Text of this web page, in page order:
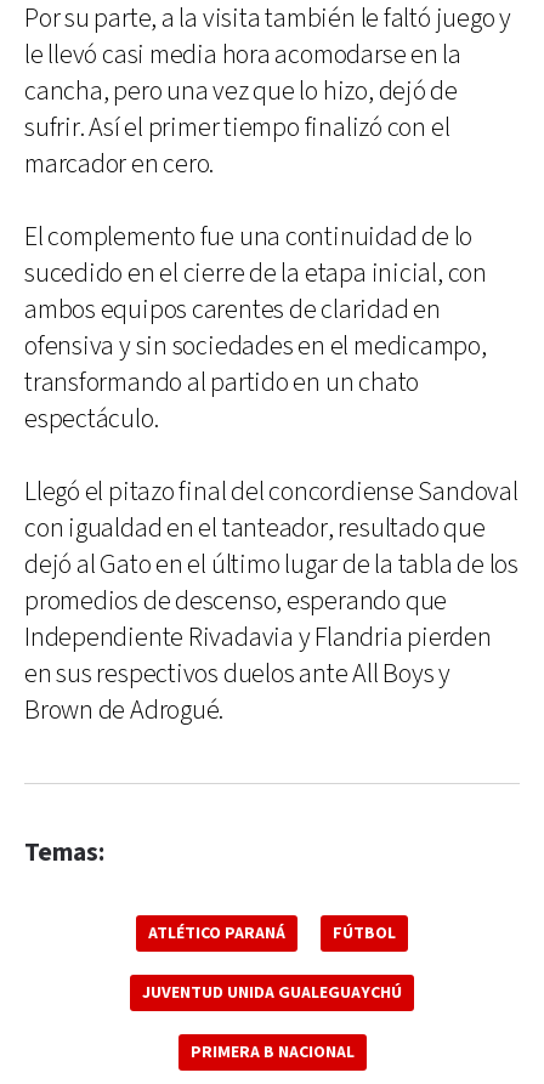
Por su parte, a la visita también le faltó juego y
le llevó casi media hora acomodarse en la
cancha, pero una vez que lo hizo, dejó de
sufrir. Así el primer tiempo finalizó con el
marcador en cero.
El complemento fue una continuidad de lo
sucedido en el cierre de la etapa inicial, con
ambos equipos carentes de claridad en
ofensiva y sin sociedades en el medicampo,
transformando al partido en un chato
espectáculo.
Llegó el pitazo final del concordiense Sandoval
con igualdad en el tanteador, resultado que
dejó al Gato en el último lugar de la tabla de los
promedios de descenso, esperando que
Independiente Rivadavia y Flandria pierden
en sus respectivos duelos ante All Boys y
Brown de Adrogué.
Temas:
ATLÉTICO PARANÁ FÚTBOL
JUVENTUD UNIDA GUALEGUAYCHÚ
PRIMERA B NACIONAL